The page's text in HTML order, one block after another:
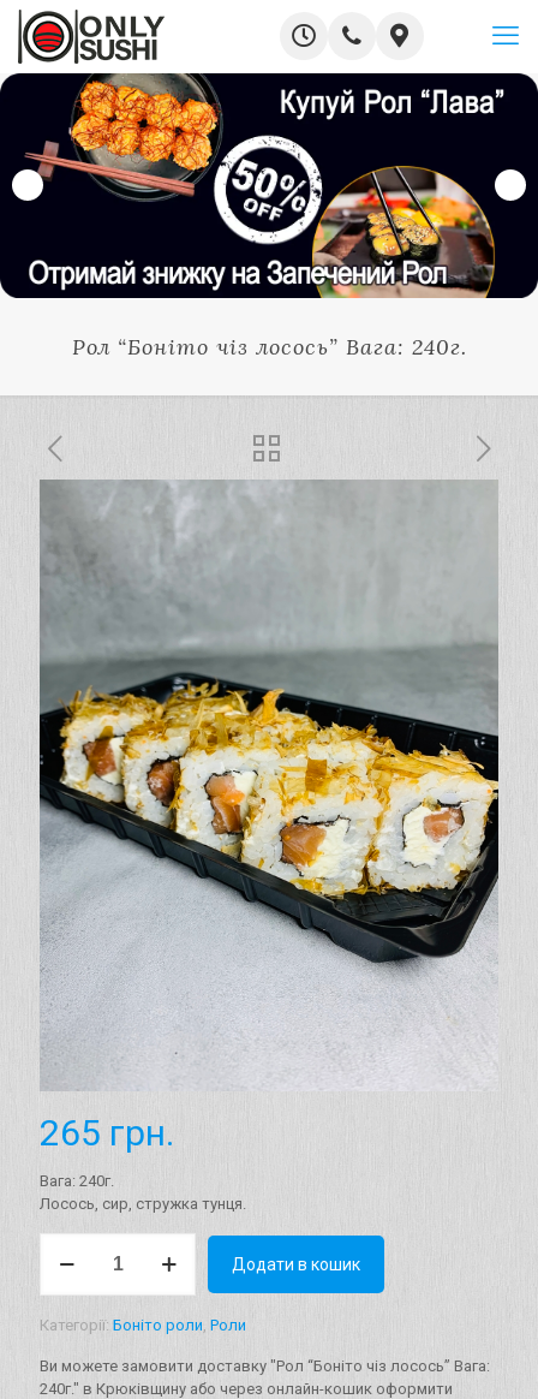
Рол “Боніто чіз лосось” Вага: 240г.
265 грн.
Вага: 240г.
Лосось, сир, стружка тунця.
"Боніто
Вага:
240г.
кількість
Додати в кошик
Категорії: Боніто роли Роли
Ви можете замовити доставку "Рол “Боніто чіз лосось” Вага:
240г." в Крюківщину або через онлайн-кошик оформити